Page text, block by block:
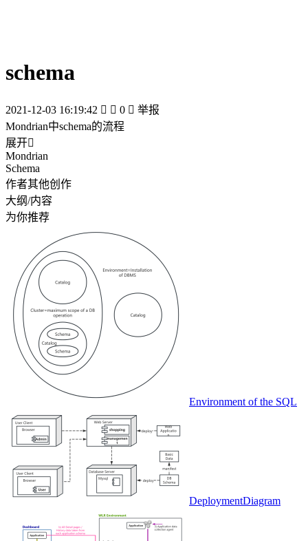
schema
2021-12-03 16:19:42   0  举报
Mondrian中schema的流程
展开
Mondrian
Schema
作者其他创作
大纲/内容
为你推荐
Environment of the SQL
DeploymentDiagram